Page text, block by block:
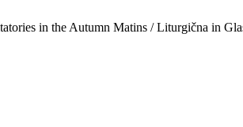
in the Autumn Matins / Liturgična in